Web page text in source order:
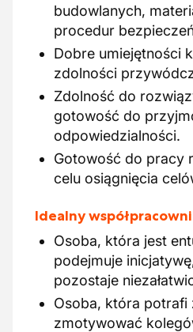
budowlanych,
procedur
Dobre umiejętności
zdolności
Zdolność do
gotowość do
odpowiedzialności.
Gotowość do pracy
celu osiągnięcia
Idealny
Osoba, która jest
podejmuje
pozostaje
Osoba, która potrafi
zmotywować